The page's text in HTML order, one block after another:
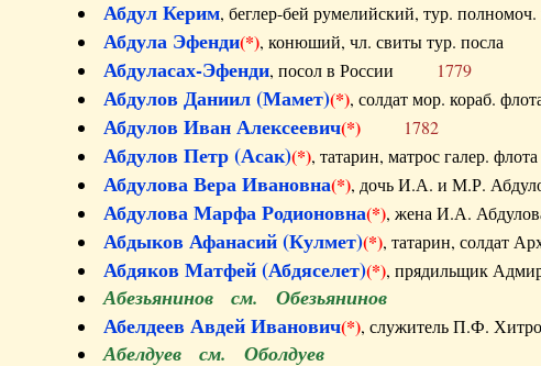
Абдул Керим, беглер-бей румелийский, тур.
Абдула Эфенди(*), конюший, чл. свиты тур. посла
Абдуласах-Эфенди, посол в России 1779
Абдулов Даниил (Мамет)(*), солдат мор. кораб.
Абдулов Иван Алексеевич(*) 1782
Абдулов Петр (Асак)(*), татарин, матрос галер.
Абдулова Вера Ивановна(*), дочь И.А. и М.Р.
Абдулова Марфа Родионовна(*), жена И.А.
Абдыков Афанасий (Кулмет)(*), татарин, солдат
Абдяков Матфей (Абдяселет)(*), прядильщик
Абезьянинов см. Обезьянинов
Абелдеев Авдей Иванович(*), служитель П.Ф.
Абелдуев см. Оболдуев